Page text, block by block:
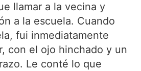
llamar a la vecina y
a la escuela. Cuando
fui inmediatamente
con el ojo hinchado y un
Le conté lo que